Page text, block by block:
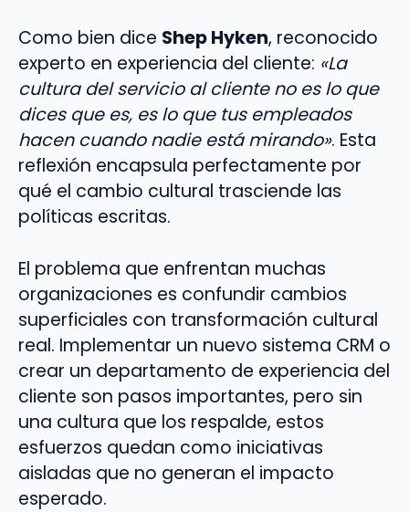
Como bien dice Shep Hyken, reconocido
experto en experiencia del cliente: «La
cultura del servicio al cliente no es lo que
dices que es, es lo que tus empleados
hacen cuando nadie está mirando». Esta
reflexión encapsula perfectamente por
qué el cambio cultural trasciende las
políticas escritas.
El problema que enfrentan muchas
organizaciones es confundir cambios
superficiales con transformación cultural
real. Implementar un nuevo sistema CRM o
crear un departamento de experiencia del
cliente son pasos importantes, pero sin
una cultura que los respalde, estos
esfuerzos quedan como iniciativas
aisladas que no generan el impacto
esperado.